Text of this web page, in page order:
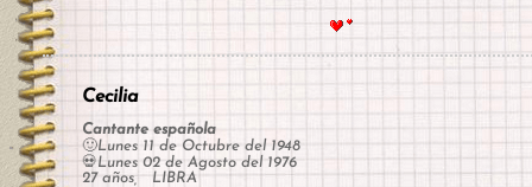
Cecilia
Cantante española
🙂Lunes 11 de Octubre del 1948
💀Lunes 02 de Agosto del 1976
27 años, LIBRA